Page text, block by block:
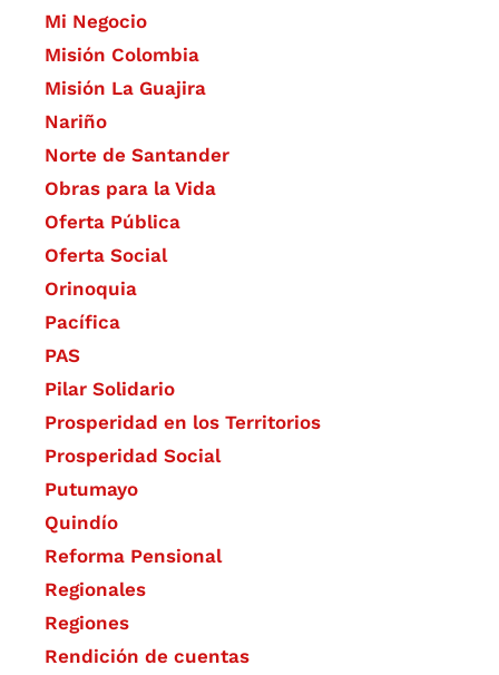
Mi Negocio
Misión Colombia
Misión La Guajira
Nariño
Norte de Santander
Obras para la Vida
Oferta Pública
Oferta Social​​
Orinoquia
Pacífica
PAS
Pilar Solidario
Prosperidad en los Territorios
Prosperidad Social
Putumayo
Quindío
Reforma Pensional
Regionales
Regiones
Rendición de cuentas